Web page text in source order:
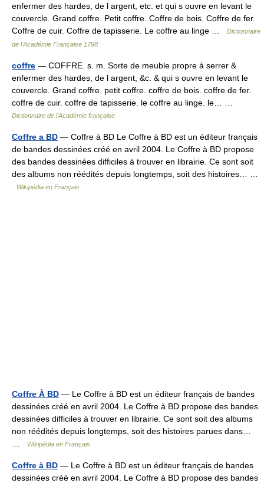
enfermer des hardes, de l argent, etc. et qui s ouvre en levant le
couvercle. Grand coffre. Petit coffre. Coffre de bois. Coffre de fer.
Coffre de cuir. Coffre de tapisserie. Le coffre au linge …
Dictionnaire
de l'Académie Française 1798
coffre — COFFRE. s. m. Sorte de meuble propre à serrer &
enfermer des hardes, de l argent, &c. & qui s ouvre en levant le
couvercle. Grand coffre. petit coffre. coffre de bois. coffre de fer.
coffre de cuir. coffre de tapisserie. le coffre au linge. le… …
Dictionnaire de l'Académie française
Coffre a BD — Coffre à BD Le Coffre à BD est un éditeur français
de bandes dessinées créé en avril 2004. Le Coffre à BD propose
des bandes dessinées difficiles à trouver en librairie. Ce sont soit
des albums non réédités depuis longtemps, soit des histoires… …
Wikipédia en Français
Coffre À BD — Le Coffre à BD est un éditeur français de bandes
dessinées créé en avril 2004. Le Coffre à BD propose des bandes
dessinées difficiles à trouver en librairie. Ce sont soit des albums
non réédités depuis longtemps, soit des histoires parues dans…
Wikipédia en Français
Coffre à BD — Le Coffre à BD est un éditeur français de bandes
dessinées créé en avril 2004. Le Coffre à BD propose des bandes